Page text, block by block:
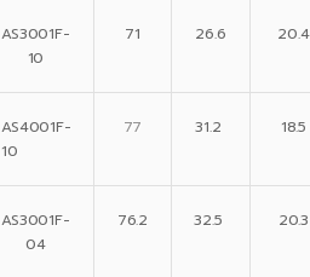
AS3001F-
10
71 26.6 20.4
AS4001F-
10
77 31.2 18.5
AS3001F-
04
76.2 32.5 20.3